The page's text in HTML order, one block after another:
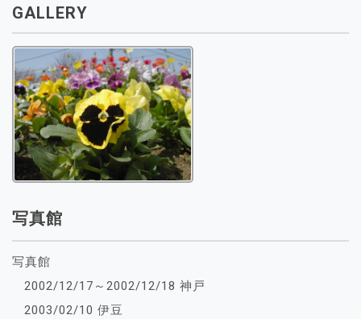
GALLERY
写真館
写真館
2002/12/17～2002/12/18 神戸
2003/02/10 伊豆